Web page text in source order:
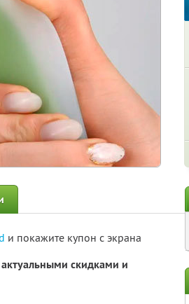
и покажите купон с экрана
скидками и